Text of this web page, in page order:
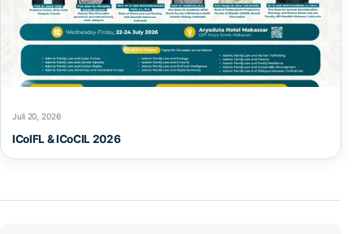
Juli 20, 2026
ICoIFL & ICoCIL 2026